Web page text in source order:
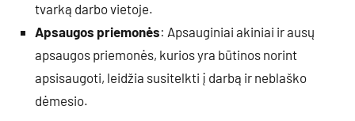
tvarką darbo vietoje.
Apsaugos priemonės: Apsauginiai akiniai ir ausų
apsaugos priemonės, kurios yra būtinos norint
apsisaugoti, leidžia susitelkti į darbą ir neblaško
dėmesio.